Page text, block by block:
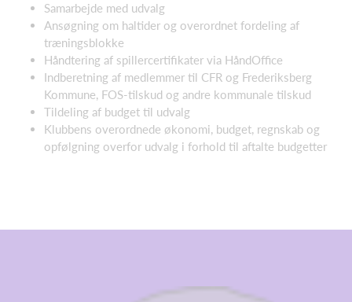
Samarbejde med udvalg
Ansøgning om haltider og overordnet fordeling af
træningsblokke
Håndtering af spillercertifikater via HåndOffice
Indberetning af medlemmer til CFR og Frederiksberg
Kommune, FOS-tilskud og andre kommunale tilskud
Tildeling af budget til udvalg
Klubbens overordnede økonomi, budget, regnskab og
opfølgning overfor udvalg i forhold til aftalte budgetter